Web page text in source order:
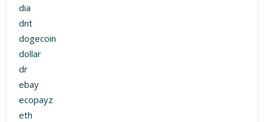
dia
dnt
dogecoin
dollar
dr
ebay
ecopayz
eth